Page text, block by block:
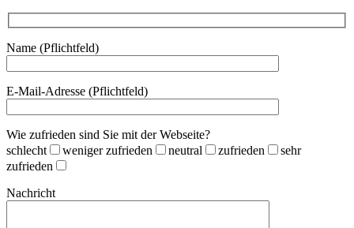
Name (Pflichtfeld)
E-Mail-Adresse (Pflichtfeld)
Wie zufrieden sind Sie mit der Webseite?
schlecht
weniger zufrieden neutral zufrieden
sehr
zufrieden
Nachricht